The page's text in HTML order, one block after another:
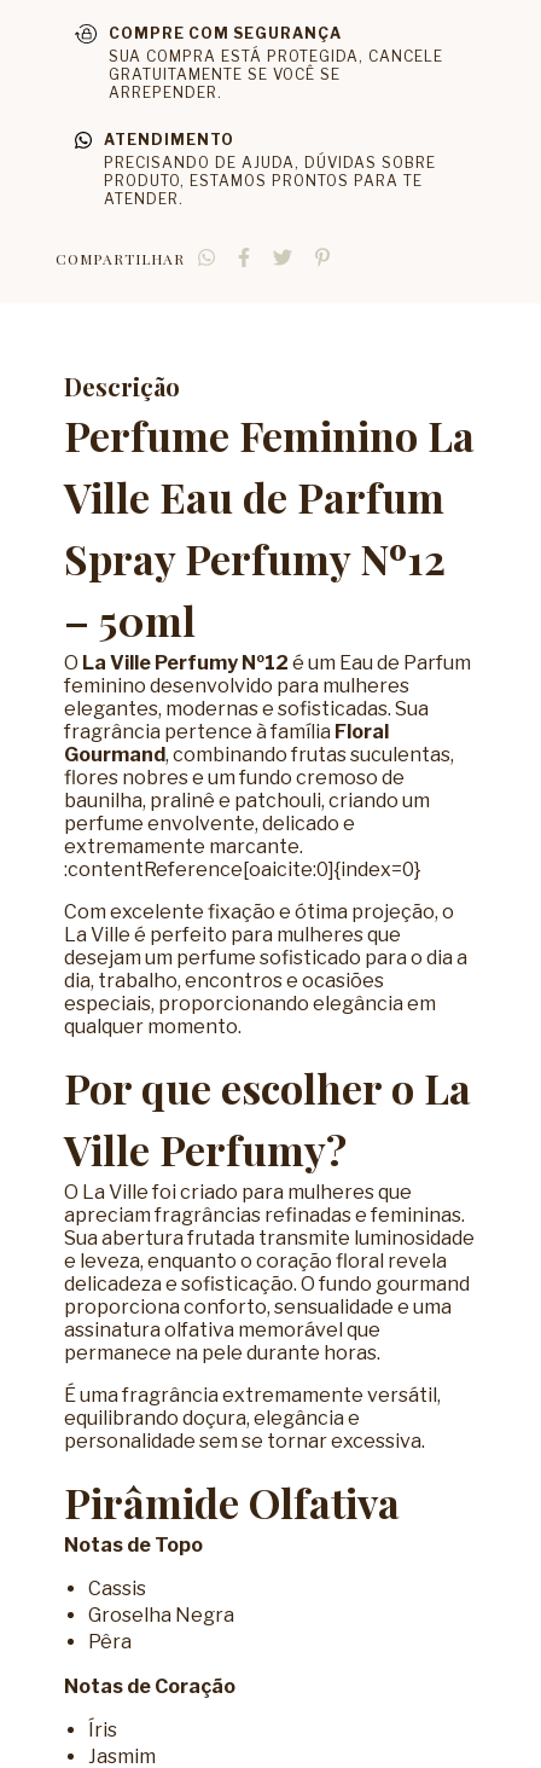
COMPRE COM SEGURANÇA
SUA COMPRA ESTÁ PROTEGIDA, CANCELE
GRATUITAMENTE SE VOCÊ SE
ARREPENDER.
ATENDIMENTO
PRECISANDO DE AJUDA, DÚVIDAS SOBRE
PRODUTO, ESTAMOS PRONTOS PARA TE
ATENDER.
COMPARTILHAR
Descrição
Perfume Feminino La
Ville Eau de Parfum
Spray Perfumy Nº12
– 50ml
O La Ville Perfumy Nº12 é um Eau de Parfum
feminino desenvolvido para mulheres
elegantes, modernas e sofisticadas. Sua
fragrância pertence à família Floral
Gourmand, combinando frutas suculentas,
flores nobres e um fundo cremoso de
baunilha, pralinê e patchouli, criando um
perfume envolvente, delicado e
extremamente marcante.
:contentReference[oaicite:0]{index=0}
Com excelente fixação e ótima projeção, o
La Ville é perfeito para mulheres que
desejam um perfume sofisticado para o dia a
dia, trabalho, encontros e ocasiões
especiais, proporcionando elegância em
qualquer momento.
Por que escolher o La
Ville Perfumy?
O La Ville foi criado para mulheres que
apreciam fragrâncias refinadas e femininas.
Sua abertura frutada transmite luminosidade
e leveza, enquanto o coração floral revela
delicadeza e sofisticação. O fundo gourmand
proporciona conforto, sensualidade e uma
assinatura olfativa memorável que
permanece na pele durante horas.
É uma fragrância extremamente versátil,
equilibrando doçura, elegância e
personalidade sem se tornar excessiva.
Pirâmide Olfativa
Notas de Topo
Cassis
Groselha Negra
Pêra
Notas de Coração
Íris
Jasmim